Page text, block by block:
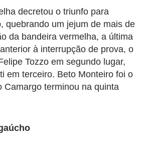
decretou o triunfo para
quebrando um jejum de mais de
da bandeira vermelha, a última
à interrupção de prova, o
Tozzo em segundo lugar,
em terceiro. Beto Monteiro foi o
Camargo terminou na quinta